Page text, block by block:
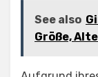
See also
Größe,